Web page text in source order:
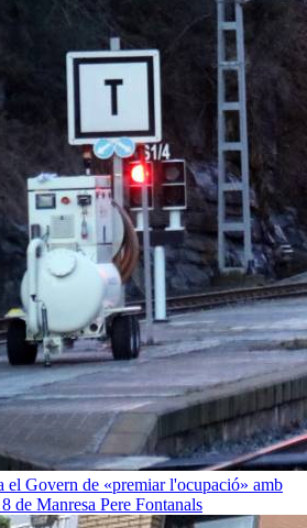
el Govern de «premiar l'ocupació» amb
de Manresa Pere Fontanals